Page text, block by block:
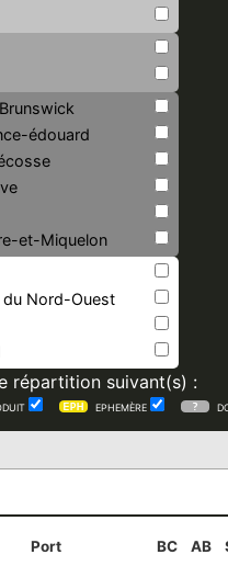
édouard
et-Miquelon
du Nord-Ouest
répartition suivant(s) :
EPHEMÈRE
Port BC AB